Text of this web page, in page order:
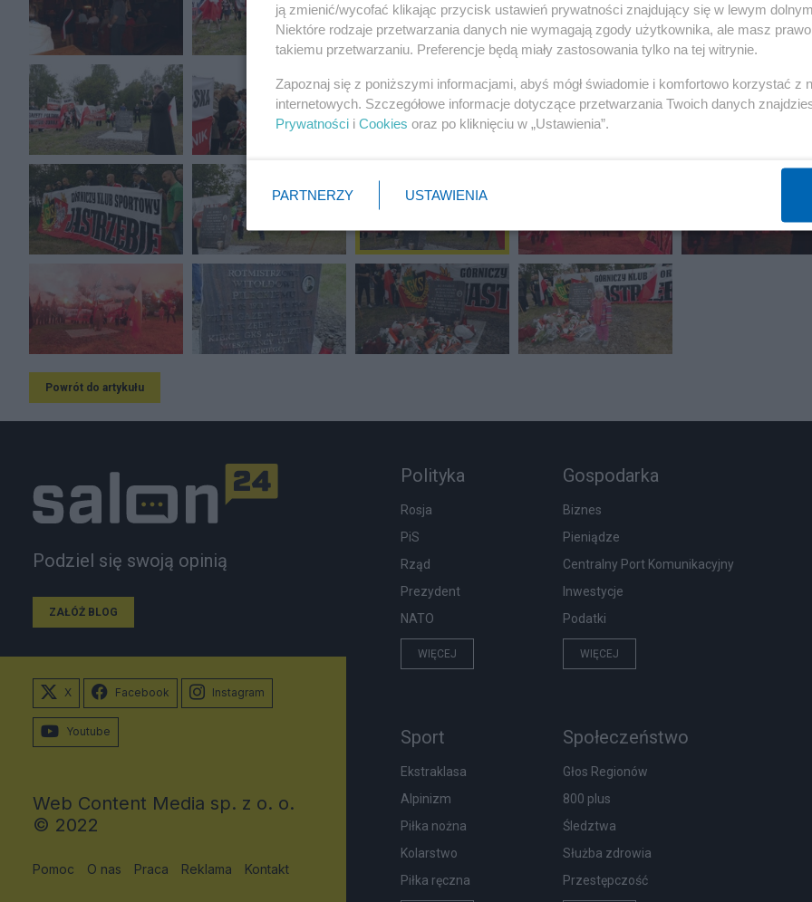
Powrót do artykułu
Podziel się swoją opinią
ZAŁÓŻ BLOG
Polityka
Rosja
PiS
Rząd
Prezydent
NATO
WIĘCEJ
Gospodarka
Biznes
Pieniądze
Centralny Port Komunikacyjny
Inwestycje
Podatki
WIĘCEJ
Sport
Ekstraklasa
Alpinizm
Piłka nożna
Kolarstwo
Piłka ręczna
Społeczeństwo
Głos Regionów
800 plus
Śledztwa
Służba zdrowia
Przestępczość
X Facebook Instagram
Youtube
Web Content Media sp. z o. o.
© 2022
Pomoc O nas Praca Reklama Kontakt
ją zmienić/wycofać klikając przycisk ustawień prywatności znajdujący się w lewym
Niektóre rodzaje przetwarzania danych nie wymagają zgody użytkownika, ale masz
takiemu przetwarzaniu. Preferencje będą miały zastosowania tylko na tej witrynie.
Zapoznaj się z poniższymi informacjami, abyś mógł świadomie i komfortowo korzystać z
internetowych. Szczegółowe informacje dotyczące przetwarzania Twoich danych
Prywatności i Cookies oraz po kliknięciu w „Ustawienia”.
PARTNERZY USTAWIENIA